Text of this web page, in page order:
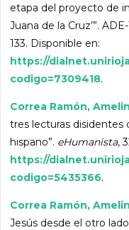
etapa del proyecto de
Juana de la Cruz’”.
133. Disponible en:
https://
codigo=7309418.
Correa Ramón,
tres lecturas disidentes
hispano”. eHumanista,
https://
codigo=5435366.
Correa Ramón,
Jesús desde el otro